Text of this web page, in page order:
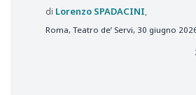
Lorenzo SPADACINI
Roma, Teatro de’ Servi, 30 giugno